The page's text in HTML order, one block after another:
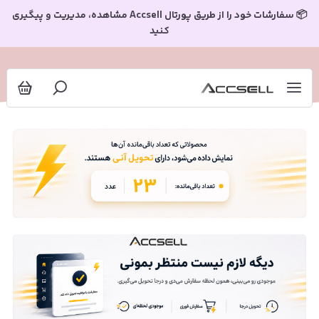
📦 سفارشات خود را از طریق پورتال Accsell مشاهده، مدیریت و پیگیری
کنید